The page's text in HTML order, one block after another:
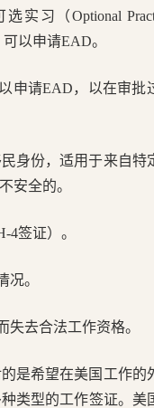
实习（Optional
以申请EAD。
申请EAD，以在审批
身份，适用于来自特
安全的。
4签证）。
。
去合法工作资格。
是希望在美国工作的
类型的工作签证。美